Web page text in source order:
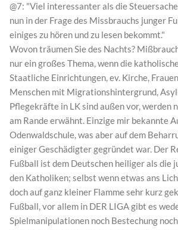
@7: "Viel interessanter als die
nun in der Frage des Missbrauchs junger
einiges zu hören und zu lesen bekommt."
Wovon träumen Sie des Nachts?
nur ein großes Thema, wenn die
Staatliche Einrichtungen, ev. Kirche,
Menschen mit Migrationshintergrund,
Pflegekräfte in LK sind außen vor, werden
am Rande erwähnt. Einzige mir bekannte
Odenwaldschule, was aber auf dem
einiger Geschädigter gegründet war. Der
Fußball ist dem Deutschen heiliger als die
den Katholiken; selbst wenn etwas ans
doch auf ganz kleiner Flamme sehr kurz
Fußball, vor allem in DER LIGA gibt es
Spielmanipulationen noch Bestechung